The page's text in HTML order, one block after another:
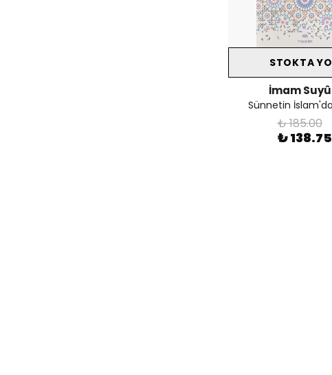
STOKTA
İmam
Sünnetin
₺ 185.00
₺ 138.75